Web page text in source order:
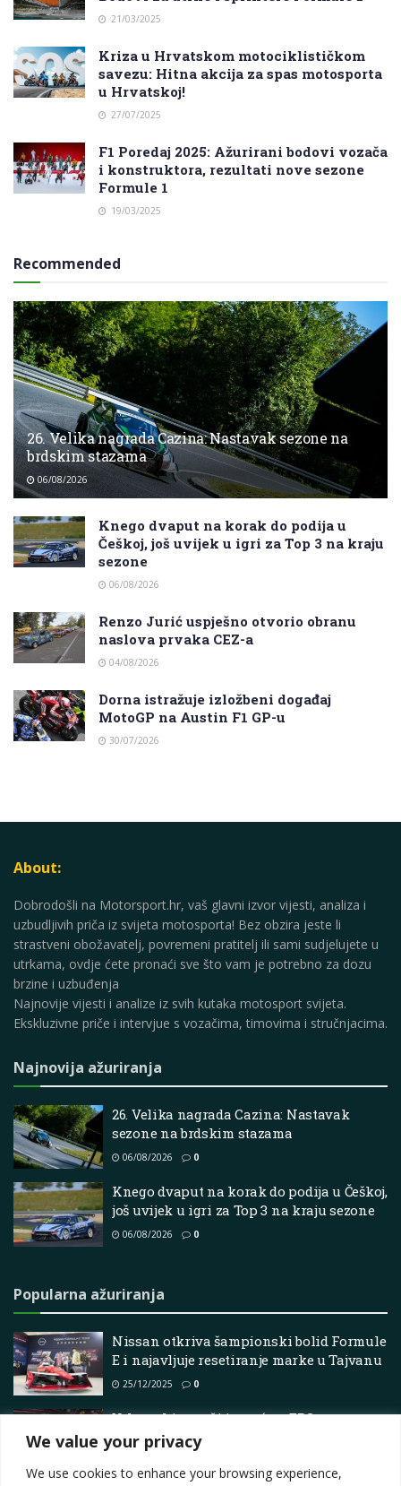
We value your privacy
We use cookies to enhance your browsing experience,
21/03/2025
Kriza u Hrvatskom motociklističkom
savezu: Hitna akcija za spas motosporta
u Hrvatskoj!
27/07/2025
F1 Poredaj 2025: Ažurirani bodovi vozača
i konstruktora, rezultati nove sezone
Formule 1
19/03/2025
Recommended
26. Velika nagrada Cazina: Nastavak sezone na
brdskim stazama
06/08/2026
Knego dvaput na korak do podija u
Češkoj, još uvijek u igri za Top 3 na kraju
sezone
06/08/2026
Renzo Jurić uspješno otvorio obranu
naslova prvaka CEZ-a
04/08/2026
Dorna istražuje izložbeni događaj
MotoGP na Austin F1 GP-u
30/07/2026
About:
Dobrodošli na Motorsport.hr, vaš glavni izvor vijesti, analiza i
uzbudljivih priča iz svijeta motosporta! Bez obzira jeste li
strastveni obožavatelj, povremeni pratitelj ili sami sudjelujete u
utrkama, ovdje ćete pronaći sve što vam je potrebno za dozu
brzine i uzbuđenja
Najnovije vijesti i analize iz svih kutaka motosport svijeta.
Ekskluzivne priče i intervjue s vozačima, timovima i stručnjacima.
Najnovija ažuriranja
26. Velika nagrada Cazina: Nastavak
sezone na brdskim stazama
06/08/2026 0
Knego dvaput na korak do podija u Češkoj,
još uvijek u igri za Top 3 na kraju sezone
06/08/2026 0
Popularna ažuriranja
Nissan otkriva šampionski bolid Formule
E i najavljuje resetiranje marke u Tajvanu
25/12/2025 0
Vrhunski vozači iz sreće u ERC-u
30/05/2025 0